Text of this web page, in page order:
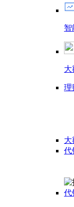
智
大
理
大
代
代